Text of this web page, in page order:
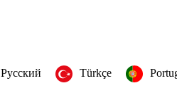
Русский Türkçe